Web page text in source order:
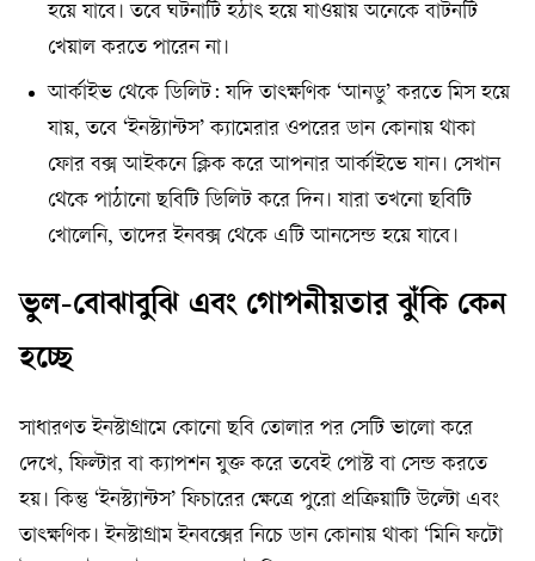
হয়ে যাবে। তবে ঘটনাটি হঠাৎ হয়ে যাওয়ায় অনেকে বাটনটি
খেয়াল করতে পারেন না।
আর্কাইভ থেকে ডিলিট: যদি তাৎক্ষণিক ‘আনডু’ করতে মিস হয়ে
যায়, তবে ‘ইনস্ট্যান্টস’ ক্যামেরার ওপরের ডান কোনায় থাকা
ফোর বক্স আইকনে ক্লিক করে আপনার আর্কাইভে যান। সেখান
থেকে পাঠানো ছবিটি ডিলিট করে দিন। যারা তখনো ছবিটি
খোলেনি, তাদের ইনবক্স থেকে এটি আনসেন্ড হয়ে যাবে।
ভুল-বোঝাবুঝি এবং গোপনীয়তার ঝুঁকি কেন
হচ্ছে
সাধারণত ইনস্টাগ্রামে কোনো ছবি তোলার পর সেটি ভালো করে
দেখে, ফিল্টার বা ক্যাপশন যুক্ত করে তবেই পোস্ট বা সেন্ড করতে
হয়। কিন্তু ‘ইনস্ট্যান্টস’ ফিচারের ক্ষেত্রে পুরো প্রক্রিয়াটি উল্টো এবং
তাৎক্ষণিক। ইনস্টাগ্রাম ইনবক্সের নিচে ডান কোনায় থাকা ‘মিনি ফটো